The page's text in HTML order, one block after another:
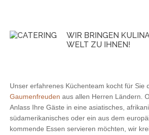
WIR BRINGEN
WELT ZU IHNEN!
Unser erfahrenes Küchenteam kocht für Sie
Gaumenfreuden aus allen Herren Ländern.
Anlass Ihre Gäste in eine asiatisches,
südamerikanisches oder ein aus dem
kommende Essen servieren möchten, wir